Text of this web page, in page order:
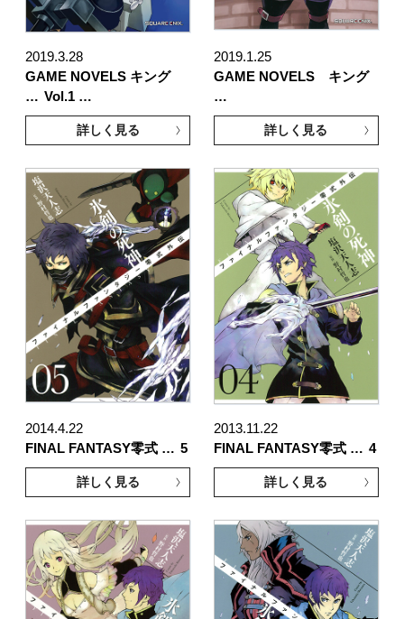
2019.3.28
GAME NOVELS キング
… Vol.1 …
詳しく見る
2019.1.25
GAME NOVELS キング
…
詳しく見る
2014.4.22
FINAL FANTASY零式 … 5
詳しく見る
2013.11.22
FINAL FANTASY零式 … 4
詳しく見る